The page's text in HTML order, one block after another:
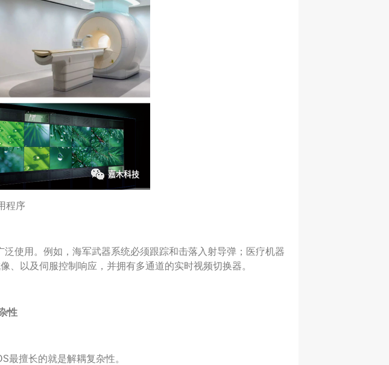
程序
使用。例如，海军武器系统必须跟踪和击落入射导弹；医疗机器
、以及伺服控制响应，并拥有多通道的实时视频切换器。
性
最擅长的就是解耦复杂性。